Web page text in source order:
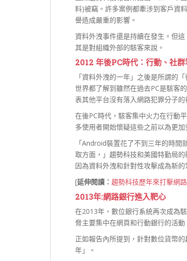
料)被竊。許多案例都牽涉到客戶資
譽造成嚴重的影響。
資料外洩事件還是持續在發生。但
其是對組織外部的駭客來說。
2012 年後PC時代：行動、社
「資料外洩的一年」之後是所謂的
世界都了解到雖然在過去PC是駭客
表其他平台沒有落入網路犯罪分子的
在後PC時代，駭客集中火力在行動
多使用者開始懷疑這些之前以為更加
「Android裝置花了不到三年的時
取方面，」趨勢科技和美國特勤局
因為資料外洩和針對性攻擊成為新的
[延伸閱讀： 趨勢科技歷年來打擊網
2013年:網路銀行進入靶心
在2013年，數位銀行系統再次成為
脅主要集中在網頁和行動銀行的活動
正如報告內所提到，針對數位貨幣
年」。